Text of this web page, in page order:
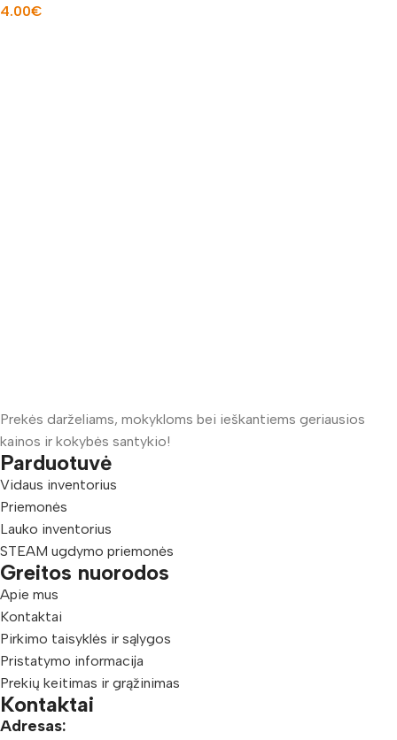
4.00€
Prekės darželiams, mokykloms bei ieškantiems geriausios
kainos ir kokybės santykio!
Parduotuvė
Vidaus inventorius
Priemonės
Lauko inventorius
STEAM ugdymo priemonės
Greitos nuorodos
Apie mus
Kontaktai
Pirkimo taisyklės ir sąlygos
Pristatymo informacija
Prekių keitimas ir grąžinimas
Kontaktai
Adresas: